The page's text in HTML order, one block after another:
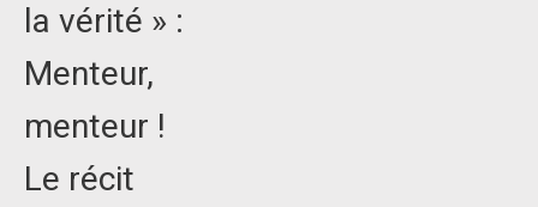
la vérité » :
Menteur,
menteur !
Le récit